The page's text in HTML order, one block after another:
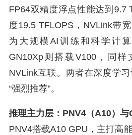
FP64双精度浮点性能达到9.7
度19.5 TFLOPS，NVLink带
为大规模AI训练和科学计
GN10Xp则搭载V100，同样
NVLink互联。两者在深度学
“强烈推荐”。
推理主力层：PNV4（A10）与
PNV4搭载A10 GPU，主打高